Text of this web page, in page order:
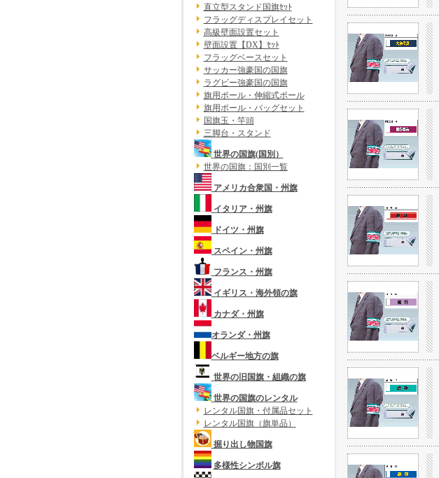
直立型スタンド国旗ｾｯﾄ
フラッグディスプレイセット
高級壁面設置セット
壁面設置【DX】ｾｯﾄ
フラッグベースセット
サッカー強豪国の国旗
ラグビー強豪国の国旗
旗用ポール・伸縮式ポール
旗用ポール・バッグセット
国旗玉・竿頭
三脚台・スタンド
世界の国旗(国別）
世界の国旗：国別一覧
アメリカ合衆国・州旗
イタリア・州旗
ドイツ・州旗
スペイン・州旗
フランス・州旗
イギリス・海外領の旗
カナダ・州旗
オランダ・州旗
ベルギー地方の旗
世界の旧国旗・組織の旗
世界の国旗のレンタル
レンタル国旗・付属品セット
レンタル国旗（旗単品）
掘り出し物国旗
多様性シンボル旗